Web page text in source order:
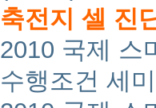
축전지 셀 진
2010 국제 스
수행조건 세